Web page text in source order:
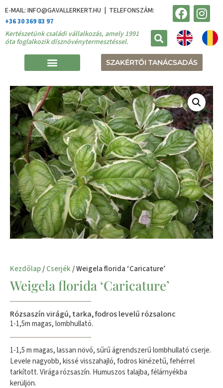
E-MAIL: INFO@GAVALLERKERT.HU | TELEFONSZÁM:
+36 30 369 83 97
Kertészetünk családi vállalkozás, amely 1991
óta foglalkozik dísznövénytermesztéssel.
SZAKÉRTŐI TANÁCSADÁS
Kezdőlap/Cserjék/ Weigela florida ‘Caricature’
Weigela florida ‘Caricature’
Rózsaszín virágú, tarka, fodros levelű rózsalonc
1-1,5m magas, lombhullató.
1-1,5 m magas, lassan növő, sűrű ágrendszerű lombhullató cserje.
Levele nagyobb, kissé visszahajló, fodros kinézetű, fehérrel
tarkított. Virága rózsaszín. Humuszos talajba, félárnyékba
kerüljön.